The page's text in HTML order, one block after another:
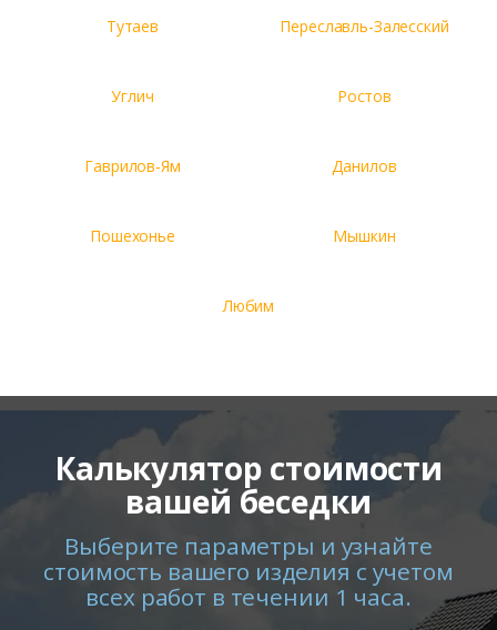
Тутаев Переславль-Залесский
Углич Ростов
Гаврилов-Ям Данилов
Пошехонье Мышкин
Любим
Калькулятор стоимости
вашей беседки
Выберите параметры и узнайте
стоимость вашего изделия с учетом
всех работ в течении 1 часа.